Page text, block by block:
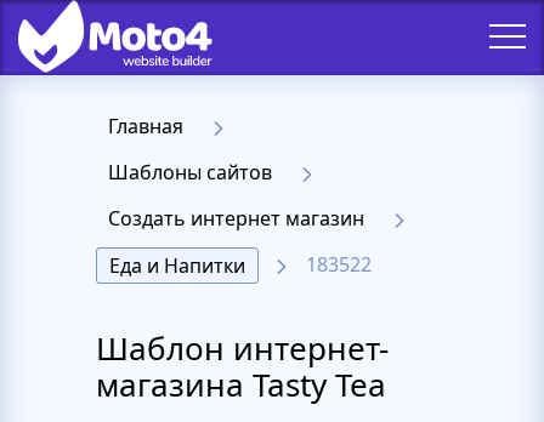
Главная
Шаблоны сайтов
Создать интернет магазин
Еда и Напитки
183522
Шаблон интернет-
магазина Tasty Tea